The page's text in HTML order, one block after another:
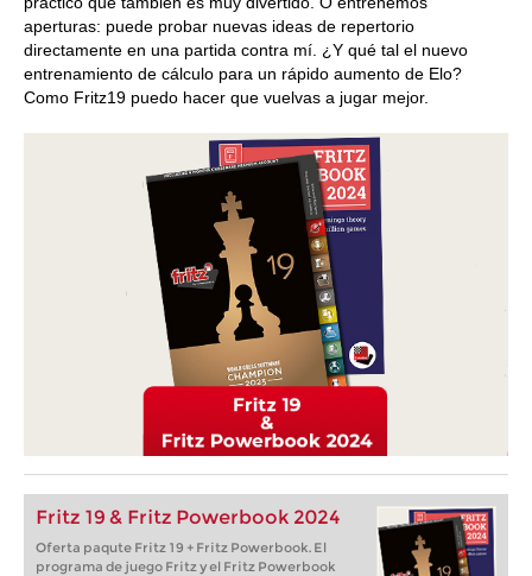
aperturas: puede probar nuevas ideas de repertorio
directamente en una partida contra mí. ¿Y qué tal el nuevo
entrenamiento de cálculo para un rápido aumento de Elo?
Como Fritz19 puedo hacer que vuelvas a jugar mejor.
Fritz 19 & Fritz Powerbook 2024
Oferta paqute Fritz 19 + Fritz Powerbook. El
programa de juego Fritz y el Fritz Powerbook